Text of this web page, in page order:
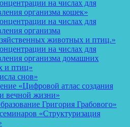
на числах для
организма кошек»
на числах для
организма
животных и птиц.»
на числах для
организма домашних
и птиц»
снов»
«Цифровой атлас создания
вечной жизни»
Григория Грабового»
«Структуризация